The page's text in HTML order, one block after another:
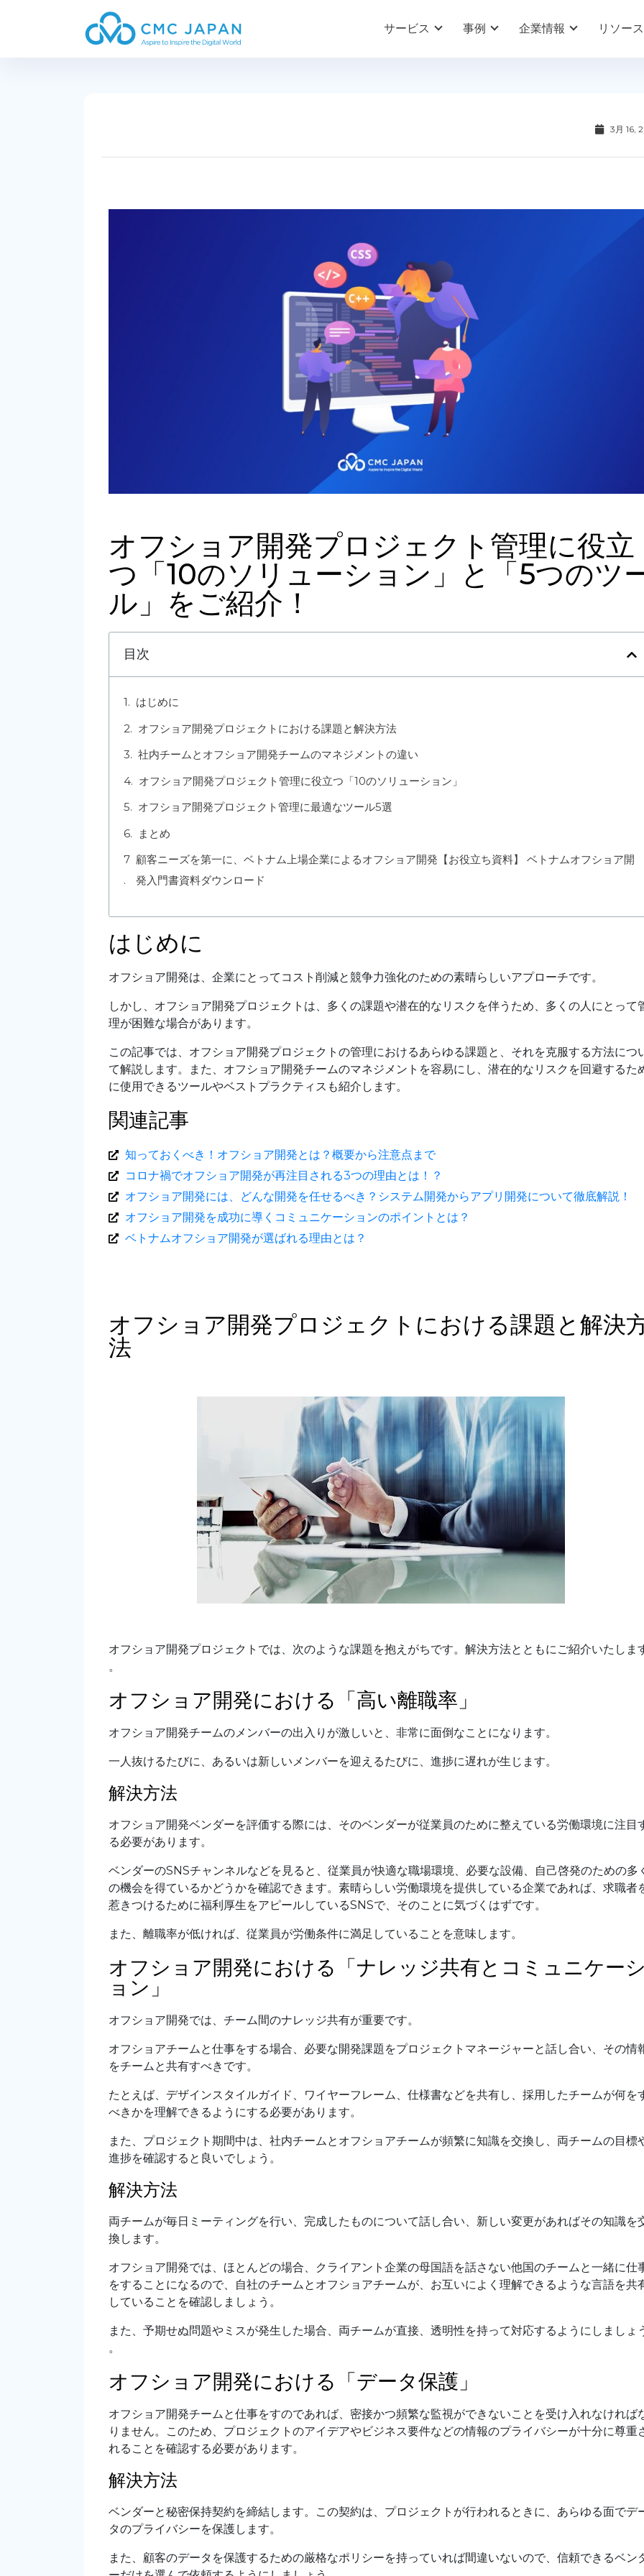
サービス 事例 企業情報 リソース
3月 16,
オフショア開発プロジェクト管理に役立
つ「10のソリューション」と「5つのツ
ル」をご紹介！
目次
はじめに
オフショア開発プロジェクトにおける課題と解決方法
社内チームとオフショア開発チームのマネジメントの違い
オフショア開発プロジェクト管理に役立つ「10のソリューション」
オフショア開発プロジェクト管理に最適なツール5選
まとめ
顧客ニーズを第一に、ベトナム上場企業によるオフショア開発【お役立ち資料】 ベトナムオフショア開
発入門書資料ダウンロード
はじめに
オフショア開発は、企業にとってコスト削減と競争力強化のための素晴らしいアプローチです。
しかし、オフショア開発プロジェクトは、多くの課題や潜在的なリスクを伴うため、多くの人にとって
理が困難な場合があります。
この記事では、オフショア開発プロジェクトの管理におけるあらゆる課題と、それを克服する方法につ
て解説します。また、オフショア開発チームのマネジメントを容易にし、潜在的なリスクを回避するた
に使用できるツールやベストプラクティスも紹介します。
関連記事
知っておくべき！オフショア開発とは？概要から注意点まで
コロナ禍でオフショア開発が再注目される3つの理由とは！？
オフショア開発には、どんな開発を任せるべき？システム開発からアプリ開発について徹底解説！
オフショア開発を成功に導くコミュニケーションのポイントとは？
ベトナムオフショア開発が選ばれる理由とは？
オフショア開発プロジェクトにおける課題と解決
法
オフショア開発プロジェクトでは、次のような課題を抱えがちです。解決方法とともにご紹介いたしま
。
オフショア開発における「高い離職率」
オフショア開発チームのメンバーの出入りが激しいと、非常に面倒なことになります。
一人抜けるたびに、あるいは新しいメンバーを迎えるたびに、進捗に遅れが生じます。
解決方法
オフショア開発ベンダーを評価する際には、そのベンダーが従業員のために整えている労働環境に注目
る必要があります。
ベンダーのSNSチャンネルなどを見ると、従業員が快適な職場環境、必要な設備、自己啓発のための多
の機会を得ているかどうかを確認できます。素晴らしい労働環境を提供している企業であれば、求職者
惹きつけるために福利厚生をアピールしているSNSで、そのことに気づくはずです。
また、離職率が低ければ、従業員が労働条件に満足していることを意味します。
オフショア開発における「ナレッジ共有とコミュニケー
ョン」
オフショア開発では、チーム間のナレッジ共有が重要です。
オフショアチームと仕事をする場合、必要な開発課題をプロジェクトマネージャーと話し合い、その情
をチームと共有すべきです。
たとえば、デザインスタイルガイド、ワイヤーフレーム、仕様書などを共有し、採用したチームが何を
べきかを理解できるようにする必要があります。
また、プロジェクト期間中は、社内チームとオフショアチームが頻繁に知識を交換し、両チームの目標
進捗を確認すると良いでしょう。
解決方法
両チームが毎日ミーティングを行い、完成したものについて話し合い、新しい変更があればその知識を
換します。
オフショア開発では、ほとんどの場合、クライアント企業の母国語を話さない他国のチームと一緒に仕
をすることになるので、自社のチームとオフショアチームが、お互いによく理解できるような言語を共
していることを確認しましょう。
また、予期せぬ問題やミスが発生した場合、両チームが直接、透明性を持って対応するようにしましょ
。
オフショア開発における「データ保護」
オフショア開発チームと仕事をすのであれば、密接かつ頻繁な監視ができないことを受け入れなければ
りません。このため、プロジェクトのアイデアやビジネス要件などの情報のプライバシーが十分に尊重
れることを確認する必要があります。
解決方法
ベンダーと秘密保持契約を締結します。この契約は、プロジェクトが行われるときに、あらゆる面でデ
タのプライバシーを保護します。
また、顧客のデータを保護するための厳格なポリシーを持っていれば間違いないので、信頼できるベン